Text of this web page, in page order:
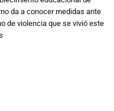
da a conocer medidas ante
de violencia que se vivió este